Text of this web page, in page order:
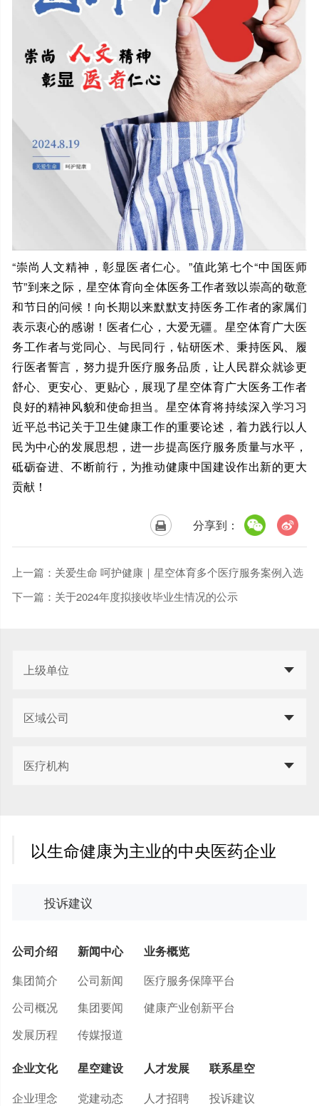
“崇尚人文精神，彰显医者仁心。”值此第七个“中国医师
节”到来之际，星空体育向全体医务工作者致以崇高的敬意
和节日的问候！向长期以来默默支持医务工作者的家属们
表示衷心的感谢！医者仁心，大爱无疆。星空体育广大医
务工作者与党同心、与民同行，钻研医术、秉持医风、履
行医者誓言，努力提升医疗服务品质，让人民群众就诊更
舒心、更安心、更贴心，展现了星空体育广大医务工作者
良好的精神风貌和使命担当。星空体育将持续深入学习习
近平总书记关于卫生健康工作的重要论述，着力践行以人
民为中心的发展思想，进一步提高医疗服务质量与水平，
砥砺奋进、不断前行，为推动健康中国建设作出新的更大
贡献！
分享到：
上一篇： 关爱生命 呵护健康｜星空体育多个医疗服务案例入选
国资小新专题报道
下一篇： 关于2024年度拟接收毕业生情况的公示
上级单位
区域公司
医疗机构
以生命健康为主业的中央医药企业
投诉建议
公司介绍
集团简介
公司概况
发展历程
新闻中心
公司新闻
集团要闻
传媒报道
业务概览
医疗服务保障平台
健康产业创新平台
企业文化
企业理念
星空建设
党建动态
人才发展
人才招聘
联系星空
投诉建议